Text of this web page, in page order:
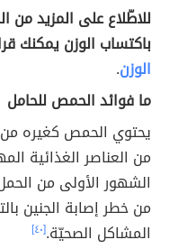
للاطّلاع على المزيد
باكتساب الوزن يمكنك
الوزن.
ما فوائد الحمص للحامل
يحتوي الحمص كغيره من
من العناصر الغذائية
الشهور الأولى من
من خطر إصابة الجنين
المشاكل الصحيّة.[٤٠]